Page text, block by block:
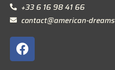
+33 6 16 98 41 66
contact@american-
F
a